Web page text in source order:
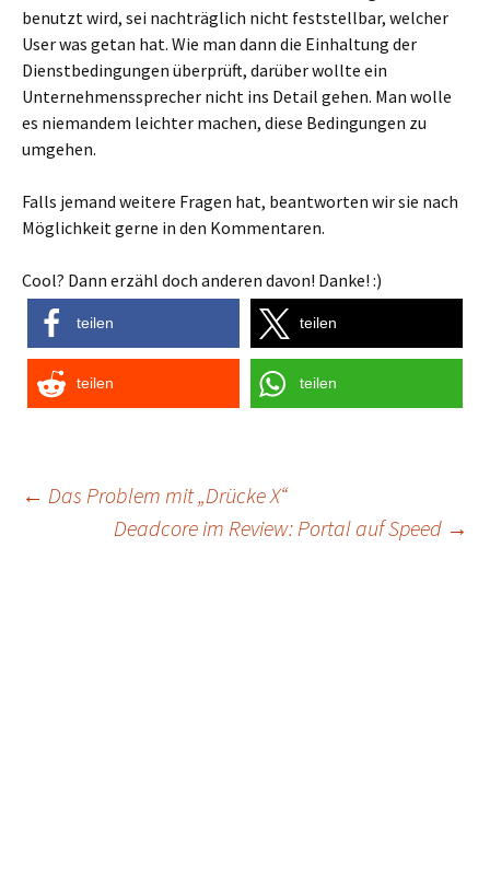
benutzt wird, sei nachträglich nicht feststellbar, welcher
User was getan hat. Wie man dann die Einhaltung der
Dienstbedingungen überprüft, darüber wollte ein
Unternehmenssprecher nicht ins Detail gehen. Man wolle
es niemandem leichter machen, diese Bedingungen zu
umgehen.
Falls jemand weitere Fragen hat, beantworten wir sie nach
Möglichkeit gerne in den Kommentaren.
Cool? Dann erzähl doch anderen davon! Danke! :)
teilen teilen
teilen teilen
Post
← Das Problem mit „Drücke X“
Deadcore im Review: Portal auf Speed →